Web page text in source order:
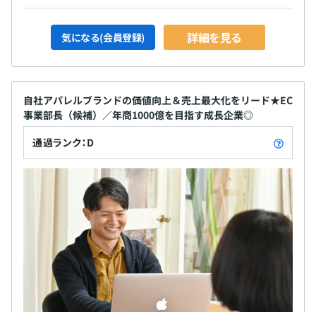
気になる(会員登録) 詳細を見る
自社アパレルブランドの価値向上＆売上最大化をリード★EC
事業部長（候補）／年商1000億を目指す成長企業◎
通過ランク：D